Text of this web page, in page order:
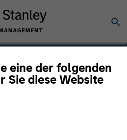
eine der folgenden
Sie diese Website